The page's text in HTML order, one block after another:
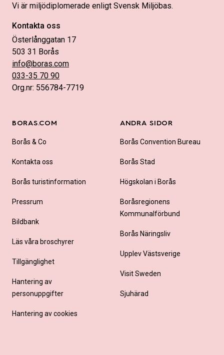
Vi är miljödiplomerade enligt Svensk Miljöbas.
Kontakta oss
Österlånggatan 17
503 31 Borås
info@boras.com
033-35 70 90
Org.nr: 556784-7719
BORAS.COM
Borås & Co
Kontakta oss
Borås turistinformation
Pressrum
Bildbank
Läs våra broschyrer
Tillgänglighet
Hantering av
personuppgifter
Hantering av cookies
ANDRA SIDOR
Borås Convention Bureau
Borås Stad
Högskolan i Borås
Boråsregionens
Kommunalförbund
Borås Näringsliv
Upplev Västsverige
Visit Sweden
Sjuhärad